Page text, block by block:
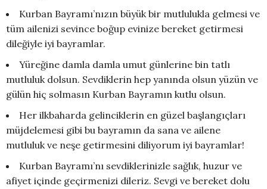
Kurban Bayramı’nızın büyük bir mutlulukla gelmesi ve
tüm ailenizi sevince boğup evinize bereket getirmesi
dileğiyle iyi bayramlar.
Yüreğine damla damla umut günlerine bin tatlı
mutluluk dolsun. Sevdiklerin hep yanında olsun yüzün ve
gülün hiç solmasın Kurban Bayramın kutlu olsun.
Her ilkbaharda gelinciklerin en güzel başlangıçları
müjdelemesi gibi bu bayramın da sana ve ailene
mutluluk ve neşe getirmesini diliyorum iyi bayramlar!
Kurban Bayramı’nı sevdiklerinizle sağlık, huzur ve
afiyet içinde geçirmenizi dileriz. Sevgi ve bereket dolu